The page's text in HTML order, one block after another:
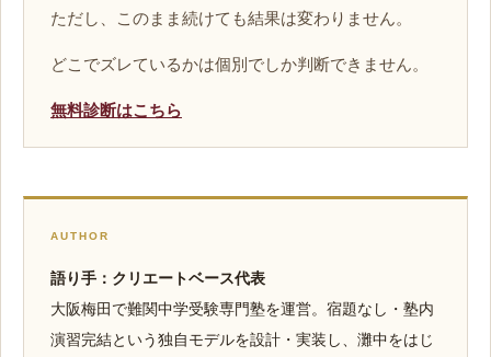
ただし、このまま続けても結果は変わりません。
どこでズレているかは個別でしか判断できません。
無料診断はこちら
AUTHOR
語り手：クリエートベース代表
大阪梅田で難関中学受験専門塾を運営。宿題なし・塾内
演習完結という独自モデルを設計・実装し、灘中をはじ